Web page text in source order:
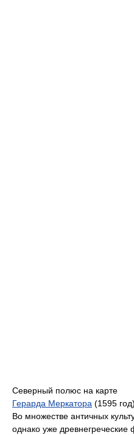
Северный полюс на карте
Герарда Меркатора (1595 год)
Во множестве античных
однако уже